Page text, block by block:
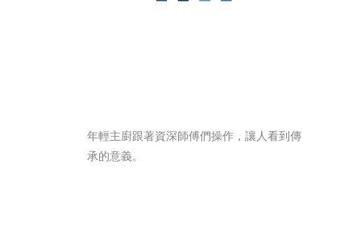
年輕主廚跟著資深師傅們操作，讓人看到傳
承的意義。